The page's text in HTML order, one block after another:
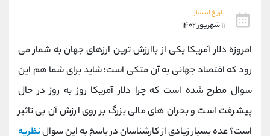
تاریخ انتشار
۱۱ شهریور ۱۴۰۲
امروزه دلار آمریکا یکی از باارزش ترین ارزهای جهان به شمار می
رود که اقتصاد جهانی به آن متکی است؛ شاید برای شما هم این
سوال مطرح شده است که چرا دلار آمریکا روز به روز در حال
پیشرفت است و بحران های مالی بزرگ بر روی ارزش آن بی تاثیر
است؟ عده بسیار زیادی از کارشناسان در پاسخ به این سوالنظریه
اطلاعات تماس
تلفن 021-22021030
021-22021040
بدون پیش شماره
اینستاگرام @alireza.mehrabii
کانال تلگرام @alirezamehrabi_com
@alirezamehrabi_official